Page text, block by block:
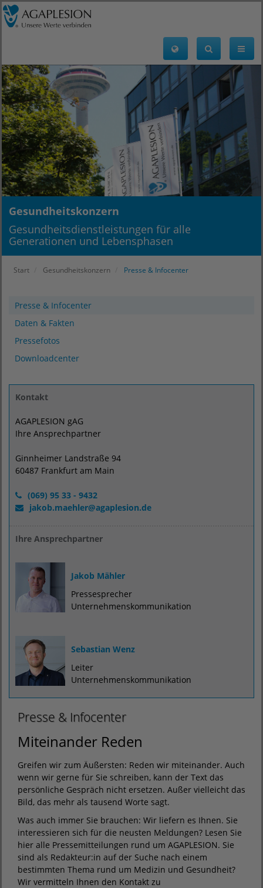
Gesundheitskonzern
Gesundheitsdienstleistungen für alle
Generationen und Lebensphasen
Start Gesundheitskonzern Presse & Infocenter
Presse & Infocenter
Daten & Fakten
Pressefotos
Downloadcenter
Kontakt
AGAPLESION gAG
Ihre Ansprechpartner
Ginnheimer Landstraße 94
60487 Frankfurt am Main
(069) 95 33 - 9432
jakob.maehler@agaplesion.de
Ihre Ansprechpartner
Jakob Mähler
Pressesprecher
Unternehmenskommunikation
Sebastian Wenz
Leiter
Unternehmenskommunikation
Presse & Infocenter
Miteinander Reden
Greifen wir zum Äußersten: Reden wir miteinander. Auch
wenn wir gerne für Sie schreiben, kann der Text das
persönliche Gespräch nicht ersetzen. Außer vielleicht das
Bild, das mehr als tausend Worte sagt.
Was auch immer Sie brauchen: Wir liefern es Ihnen. Sie
interessieren sich für die neusten Meldungen? Lesen Sie
hier alle Pressemitteilungen rund um AGAPLESION. Sie
sind als Redakteur:in auf der Suche nach einem
bestimmten Thema rund um Medizin und Gesundheit?
Wir vermitteln Ihnen den Kontakt zu